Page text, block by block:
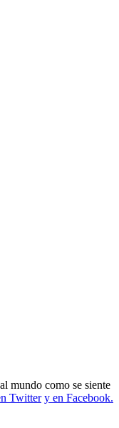
mundo como se siente
Twitter y en Facebook.